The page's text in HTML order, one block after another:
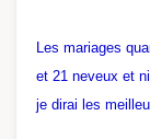
Les mariages
et 21 neveux et
je dirai les